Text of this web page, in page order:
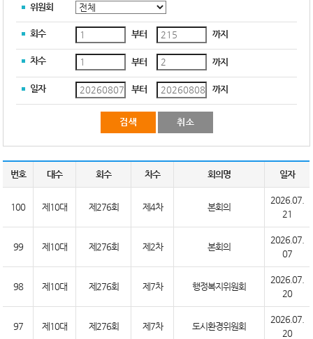
위원회
회수 부터 까지
차수 부터 까지
일자 부터 까지
번호 대수 회수 차수 회의명 일자
100 제10대 제276회 제4차 본회의
2026.07.
21
99 제10대 제276회 제2차 본회의
2026.07.
07
98 제10대 제276회 제7차 행정복지위원회
2026.07.
20
97 제10대 제276회 제7차 도시환경위원회
2026.07.
20